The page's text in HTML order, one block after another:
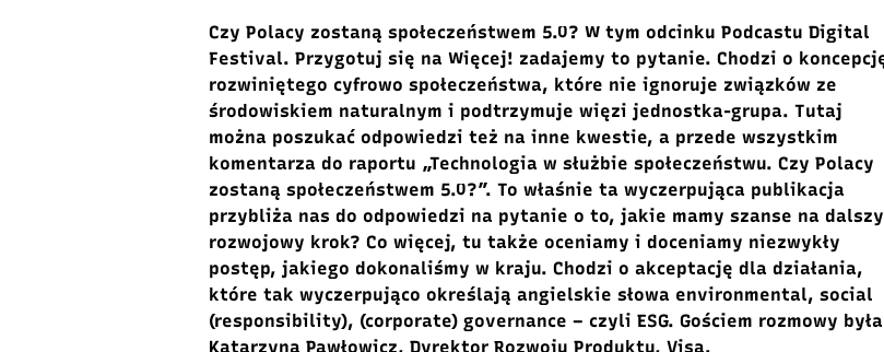
Czy Polacy zostaną społeczeństwem 5.0? W tym odcinku Podcastu Digital
Festival. Przygotuj się na Więcej! zadajemy to pytanie. Chodzi o
rozwiniętego cyfrowo społeczeństwa, które nie ignoruje związków ze
środowiskiem naturalnym i podtrzymuje więzi jednostka-grupa. Tutaj
można poszukać odpowiedzi też na inne kwestie, a przede wszystkim
komentarza do raportu „Technologia w służbie społeczeństwu. Czy Polacy
zostaną społeczeństwem 5.0?”. To właśnie ta wyczerpująca publikacja
przybliża nas do odpowiedzi na pytanie o to, jakie mamy szanse na dalszy
rozwojowy krok? Co więcej, tu także oceniamy i doceniamy niezwykły
postęp, jakiego dokonaliśmy w kraju. Chodzi o akceptację dla działania,
które tak wyczerpująco określają angielskie słowa environmental, social
(responsibility), (corporate) governance – czyli ESG. Gościem rozmowy była
Katarzyna Pawłowicz, Dyrektor Rozwoju Produktu, Visa.